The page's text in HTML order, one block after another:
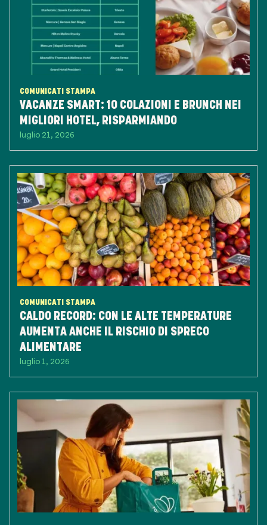
COMUNICATI STAMPA
VACANZE SMART: 10 COLAZIONI E BRUNCH NEI
MIGLIORI HOTEL, RISPARMIANDO
luglio 21, 2026
COMUNICATI STAMPA
CALDO RECORD: CON LE ALTE TEMPERATURE
AUMENTA ANCHE IL RISCHIO DI SPRECO
ALIMENTARE
luglio 1, 2026